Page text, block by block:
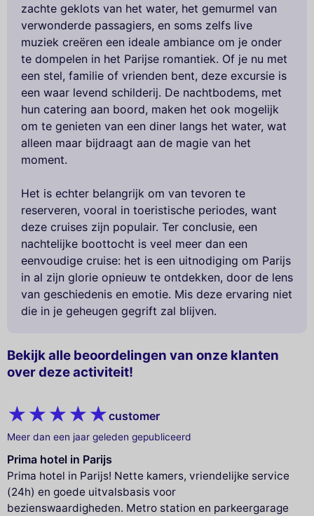
Bekijk alle beoordelingen van onze klanten
over deze activiteit!
customer
Meer dan een jaar geleden gepubliceerd
Prima hotel in Parijs
Prima hotel in Parijs! Nette kamers, vriendelijke service
(24h) en goede uitvalsbasis voor
bezienswaardigheden. Metro station en parkeergarage
zachte geklots van het water, het gemurmel van
verwonderde passagiers, en soms zelfs live
muziek creëren een ideale ambiance om je onder
te dompelen in het Parijse romantiek. Of je nu met
een stel, familie of vrienden bent, deze excursie is
een waar levend schilderij. De nachtbodems, met
hun catering aan boord, maken het ook mogelijk
om te genieten van een diner langs het water, wat
alleen maar bijdraagt aan de magie van het
moment.
Het is echter belangrijk om van tevoren te
reserveren, vooral in toeristische periodes, want
deze cruises zijn populair. Ter conclusie, een
nachtelijke boottocht is veel meer dan een
eenvoudige cruise: het is een uitnodiging om Parijs
in al zijn glorie opnieuw te ontdekken, door de lens
van geschiedenis en emotie. Mis deze ervaring niet
die in je geheugen gegrift zal blijven.